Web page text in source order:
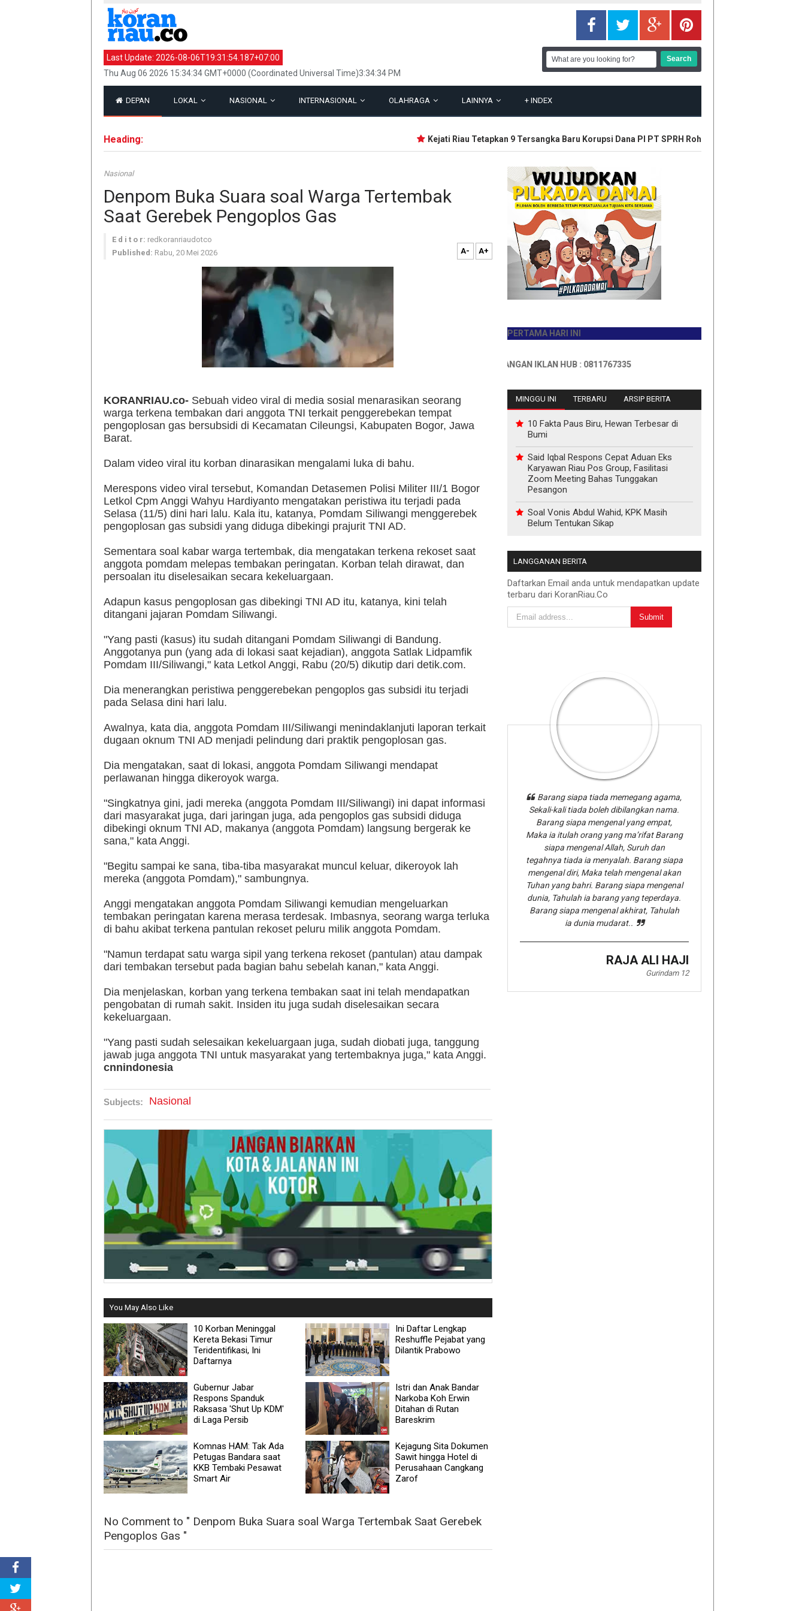
Last Update: 2026-08-06T19:31:54.187+07:00
Thu Aug 06 2026 15:34:34 GMT+0000 (Coordinated Universal Time)3:34:34 PM
DEPAN LOKAL NASIONAL INTERNASIONAL OLAHRAGA LAINNYA + INDEX
Heading: Kejati Riau Tetapkan 9 Tersangka Baru Korupsi Dana PI PT SPRH Rohil
Nasional
Denpom Buka Suara soal Warga Tertembak
Saat Gerebek Pengoplos Gas
E d i t o r: redkoranriaudotco
Published: Rabu, 20 Mei 2026 A- A+
KORANRIAU.co- Sebuah video viral di media sosial menarasikan seorang
warga terkena tembakan dari anggota TNI terkait penggerebekan tempat
pengoplosan gas bersubsidi di Kecamatan Cileungsi, Kabupaten Bogor, Jawa
Barat.
Dalam video viral itu korban dinarasikan mengalami luka di bahu.
Merespons video viral tersebut, Komandan Detasemen Polisi Militer III/1 Bogor
Letkol Cpm Anggi Wahyu Hardiyanto mengatakan peristiwa itu terjadi pada
Selasa (11/5) dini hari lalu. Kala itu, katanya, Pomdam Siliwangi menggerebek
pengoplosan gas subsidi yang diduga dibekingi prajurit TNI AD.
Sementara soal kabar warga tertembak, dia mengatakan terkena rekoset saat
anggota pomdam melepas tembakan peringatan. Korban telah dirawat, dan
persoalan itu diselesaikan secara kekeluargaan.
Adapun kasus pengoplosan gas dibekingi TNI AD itu, katanya, kini telah
ditangani jajaran Pomdam Siliwangi.
"Yang pasti (kasus) itu sudah ditangani Pomdam Siliwangi di Bandung.
Anggotanya pun (yang ada di lokasi saat kejadian), anggota Satlak Lidpamfik
Pomdam III/Siliwangi," kata Letkol Anggi, Rabu (20/5) dikutip dari detik.com.
Dia menerangkan peristiwa penggerebekan pengoplos gas subsidi itu terjadi
pada Selasa dini hari lalu.
Awalnya, kata dia, anggota Pomdam III/Siliwangi menindaklanjuti laporan terkait
dugaan oknum TNI AD menjadi pelindung dari praktik pengoplosan gas.
Dia mengatakan, saat di lokasi, anggota Pomdam Siliwangi mendapat
perlawanan hingga dikeroyok warga.
"Singkatnya gini, jadi mereka (anggota Pomdam III/Siliwangi) ini dapat informasi
dari masyarakat juga, dari jaringan juga, ada pengoplos gas subsidi diduga
dibekingi oknum TNI AD, makanya (anggota Pomdam) langsung bergerak ke
sana," kata Anggi.
"Begitu sampai ke sana, tiba-tiba masyarakat muncul keluar, dikeroyok lah
mereka (anggota Pomdam)," sambungnya.
Anggi mengatakan anggota Pomdam Siliwangi kemudian mengeluarkan
tembakan peringatan karena merasa terdesak. Imbasnya, seorang warga terluka
di bahu akibat terkena pantulan rekoset peluru milik anggota Pomdam.
"Namun terdapat satu warga sipil yang terkena rekoset (pantulan) atau dampak
dari tembakan tersebut pada bagian bahu sebelah kanan," kata Anggi.
Dia menjelaskan, korban yang terkena tembakan saat ini telah mendapatkan
pengobatan di rumah sakit. Insiden itu juga sudah diselesaikan secara
kekeluargaan.
"Yang pasti sudah selesaikan kekeluargaan juga, sudah diobati juga, tanggung
jawab juga anggota TNI untuk masyarakat yang tertembaknya juga," kata Anggi.
cnnindonesia
Subjects: Nasional
You May Also Like
10 Korban Meninggal
Kereta Bekasi Timur
Teridentifikasi, Ini
Daftarnya
Ini Daftar Lengkap
Reshuffle Pejabat yang
Dilantik Prabowo
Gubernur Jabar
Respons Spanduk
Raksasa 'Shut Up KDM'
di Laga Persib
Istri dan Anak Bandar
Narkoba Koh Erwin
Ditahan di Rutan
Bareskrim
Komnas HAM: Tak Ada
Petugas Bandara saat
KKB Tembaki Pesawat
Smart Air
Kejagung Sita Dokumen
Sawit hingga Hotel di
Perusahaan Cangkang
Zarof
No Comment to " Denpom Buka Suara soal Warga Tertembak Saat Gerebek
Pengoplos Gas "
JADILAH PEMBACA PERTAMA HARI INI
INFO PEMASANGAN IKLAN HUB : 0811767335
MINGGU INI TERBARU ARSIP BERITA
10 Fakta Paus Biru, Hewan Terbesar di
Bumi
Said Iqbal Respons Cepat Aduan Eks
Karyawan Riau Pos Group, Fasilitasi
Zoom Meeting Bahas Tunggakan
Pesangon
Soal Vonis Abdul Wahid, KPK Masih
Belum Tentukan Sikap
LANGGANAN BERITA
Daftarkan Email anda untuk mendapatkan update
terbaru dari KoranRiau.Co
Barang siapa tiada memegang agama,
Sekali-kali tiada boleh dibilangkan nama.
Barang siapa mengenal yang empat,
Maka ia itulah orang yang ma’rifat Barang
siapa mengenal Allah, Suruh dan
tegahnya tiada ia menyalah. Barang siapa
mengenal diri, Maka telah mengenal akan
Tuhan yang bahri. Barang siapa mengenal
dunia, Tahulah ia barang yang teperdaya.
Barang siapa mengenal akhirat, Tahulah
ia dunia mudarat..
RAJA ALI HAJI
Gurindam 12